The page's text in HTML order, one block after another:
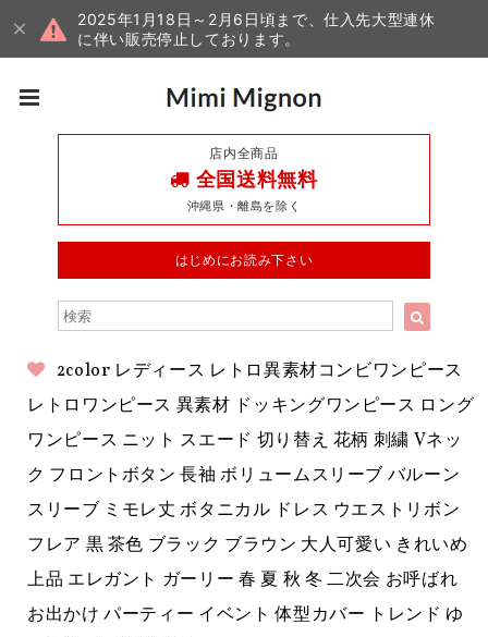
2025年1月18日～2月6日頃まで、仕入先大型連休
に伴い販売停止しております。
店内全商品
全国送料無料
沖縄県・離島を除く
はじめにお読み下さい
2color レディース レトロ異素材コンビワンピース
レトロワンピース 異素材 ドッキングワンピース ロング
ワンピース ニット スエード 切り替え 花柄 刺繍 Vネッ
ク フロントボタン 長袖 ボリュームスリーブ バルーン
スリーブ ミモレ丈 ボタニカル ドレス ウエストリボン
フレア 黒 茶色 ブラック ブラウン 大人可愛い きれいめ
上品 エレガント ガーリー 春 夏 秋 冬 二次会 お呼ばれ
お出かけ パーティー イベント 体型カバー トレンド ゆ